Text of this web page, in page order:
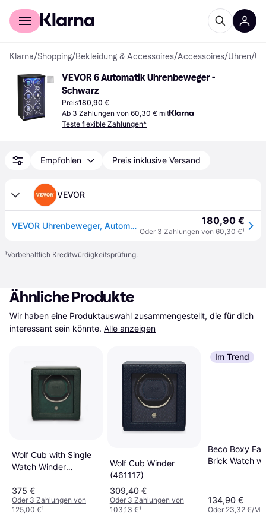
Für Shopper
Klarna/Shopping/Bekleidung & Accessoires/Accessoires/Uhren/
VEVOR 6 Automatik Uhrenbeweger -
Schwarz
Preis180,90 €
Ab 3 Zahlungen von 60,30 € mit
Teste flexible Zahlungen*
Empfohlen Preis inklusive Versand
VEVOR
VEVOR Uhrenbeweger, Automatik-Uhrenbeweger, Watch Winder, Uhrenbeweger für Automatikuhren, Automatischer Uhrenbeweger mit Platz für 6 Uhren, LED Beleuchtung, 150–207 mm Einstellbare Riemenlänge 180,90 €
Oder 3 Zahlungen von 60,30 €¹
¹Vorbehaltlich Kreditwürdigkeitsprüfung.
Ähnliche Produkte
Wir haben eine Produktauswahl zusammengestellt, die für dich
interessant sein könnte. Alle anzeigen
Wolf Cub with Single
Watch Winder
375 €
Oder 3 Zahlungen von
125,00 €¹
Wolf Cub Winder
(461117)
309,40 €
Oder 3 Zahlungen von
103,13 €¹
Im Trend
Beco Boxy
Brick Watch
134,90 €
Oder 23,32 €/